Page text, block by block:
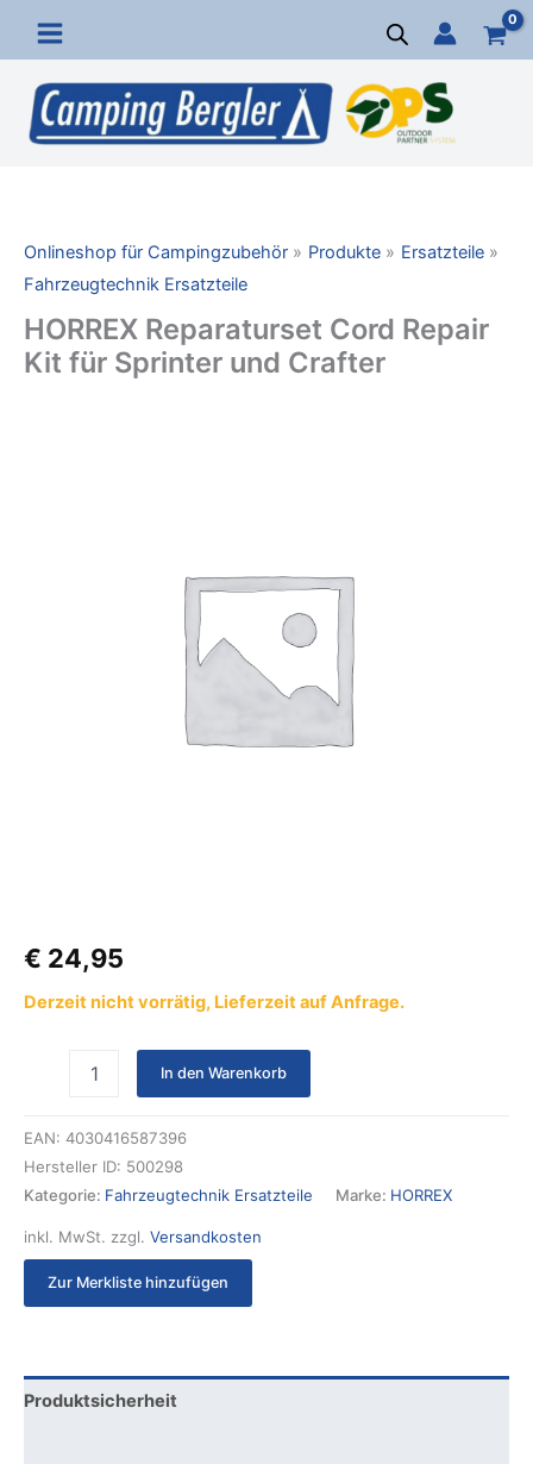
Inhalt
springen
Onlineshop für Campingzubehör Produkte
Ersatzteile
Fahrzeugtechnik Ersatzteile
HORREX Reparaturset Cord Repair
Kit für Sprinter und Crafter
€ 24,95
Derzeit nicht vorrätig, Lieferzeit auf Anfrage.
In den Warenkorb
EAN: 4030416587396
Hersteller ID: 500298
Kategorie: Fahrzeugtechnik Ersatzteile Marke: HORREX
inkl. MwSt. zzgl. Versandkosten
Zur Merkliste hinzufügen
Produktsicherheit